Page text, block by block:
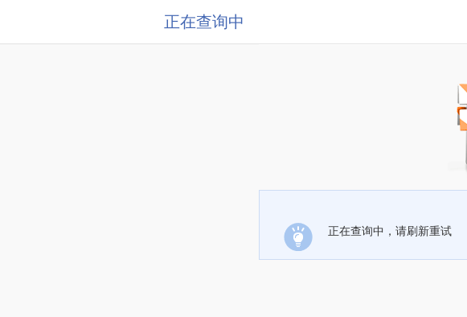
正在查询中
正在查询中，请刷新重试